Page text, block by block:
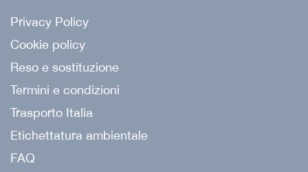
Privacy Policy
Cookie policy
Reso e sostituzione
Termini e condizioni
Trasporto Italia
Etichettatura ambientale
FAQ